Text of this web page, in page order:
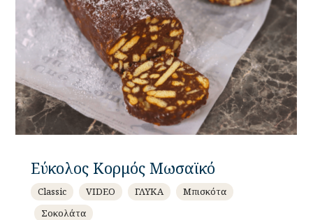
Εύκολος Κορμός Μωσαϊκό
Classic VIDEO ΓΛΥΚΑ
Μπισκότα
Σοκολάτα